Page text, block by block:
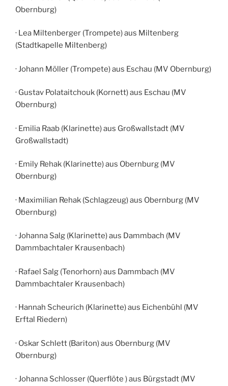
Obernburg)
· Lea Miltenberger (Trompete) aus Miltenberg
(Stadtkapelle Miltenberg)
· Johann Möller (Trompete) aus Eschau (MV Obernburg)
· Gustav Polataitchouk (Kornett) aus Eschau (MV
Obernburg)
· Emilia Raab (Klarinette) aus Großwallstadt (MV
Großwallstadt)
· Emily Rehak (Klarinette) aus Obernburg (MV
Obernburg)
· Maximilian Rehak (Schlagzeug) aus Obernburg (MV
Obernburg)
· Johanna Salg (Klarinette) aus Dammbach (MV
Dammbachtaler Krausenbach)
· Rafael Salg (Tenorhorn) aus Dammbach (MV
Dammbachtaler Krausenbach)
· Hannah Scheurich (Klarinette) aus Eichenbühl (MV
Erftal Riedern)
· Oskar Schlett (Bariton) aus Obernburg (MV
Obernburg)
· Johanna Schlosser (Querflöte ) aus Bürgstadt (MV